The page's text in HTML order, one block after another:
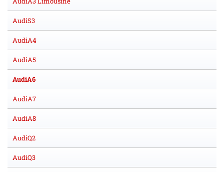
AudiS3
AudiA4
AudiA5
AudiA6
AudiA7
AudiA8
AudiQ2
AudiQ3